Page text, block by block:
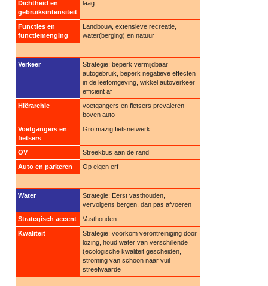
Dichtheid en
gebruiksintensiteit
laag
Functies en
functiemenging
Landbouw, extensieve recreatie,
water(berging) en natuur
Verkeer
Strategie: beperk vermijdbaar
autogebruik, beperk negatieve effecten
in de leefomgeving, wikkel autoverkeer
efficiënt af
Hiërarchie
voetgangers en fietsers prevaleren
boven auto
Voetgangers en
fietsers
Grofmazig fietsnetwerk
OV
Streekbus aan de rand
Auto en parkeren
Op eigen erf
Water
Strategie: Eerst vasthouden,
vervolgens bergen, dan pas afvoeren
Strategisch accent
Vasthouden
Kwaliteit
Strategie: voorkom verontreiniging door
lozing, houd water van verschillende
(ecologische kwaliteit gescheiden,
stroming van schoon naar vuil
streefwaarde